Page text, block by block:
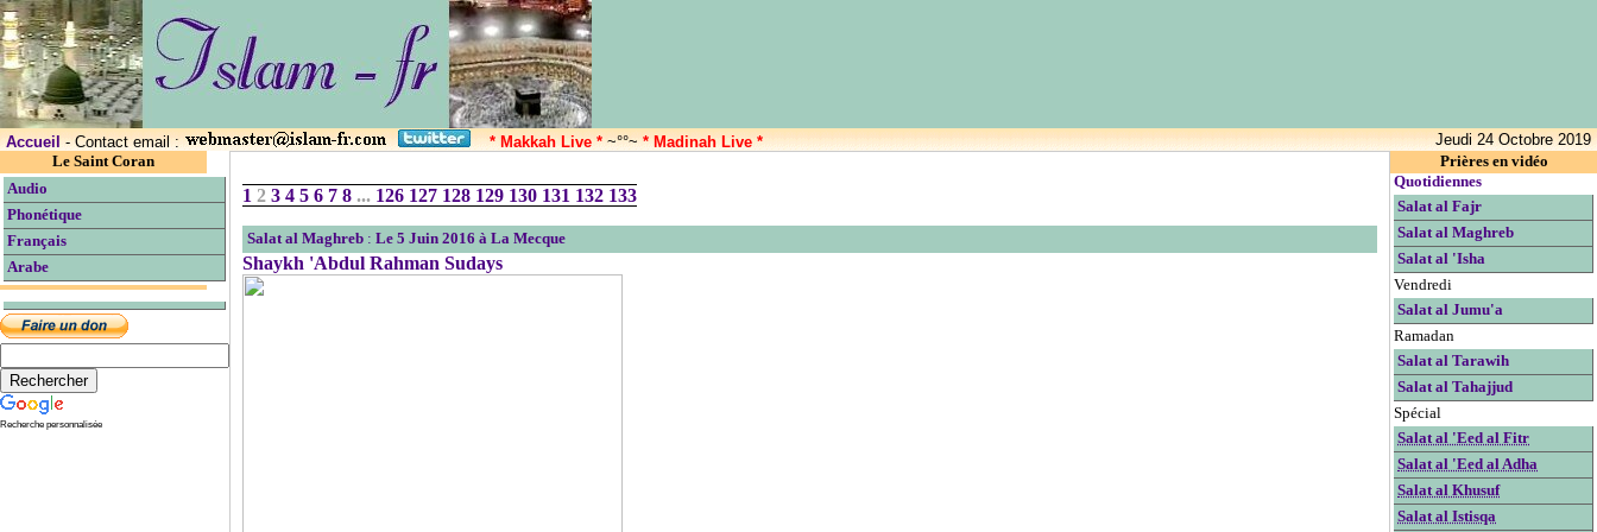
Accueil- Contact email : * Makkah Live *~°°~* Madinah Live * Jeudi 24 Octobre 2019
Le Saint Coran
Audio
Phonétique
Français
Arabe
Recherche personnalisée
1 2 3 4 5 6 7 8 ... 126 127 128 129 130 131 132 133
Salat al Maghreb : Le 5 Juin 2016 à La Mecque
Shaykh 'Abdul Rahman Sudays
Prières en vidéo
Quotidiennes
Salat al Fajr
Salat al Maghreb
Salat al 'Isha
Vendredi
Salat al Jumu'a
Ramadan
Salat al Tarawih
Salat al Tahajjud
Spécial
Salat al 'Eed al Fitr
Salat al 'Eed al Adha
Salat al Khusuf
Salat al Istisqa